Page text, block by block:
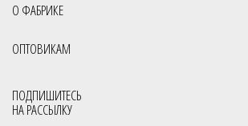
О ФАБРИКЕ
ОПТОВИКАМ
ПОДПИШИТЕСЬ
НА РАССЫЛКУ